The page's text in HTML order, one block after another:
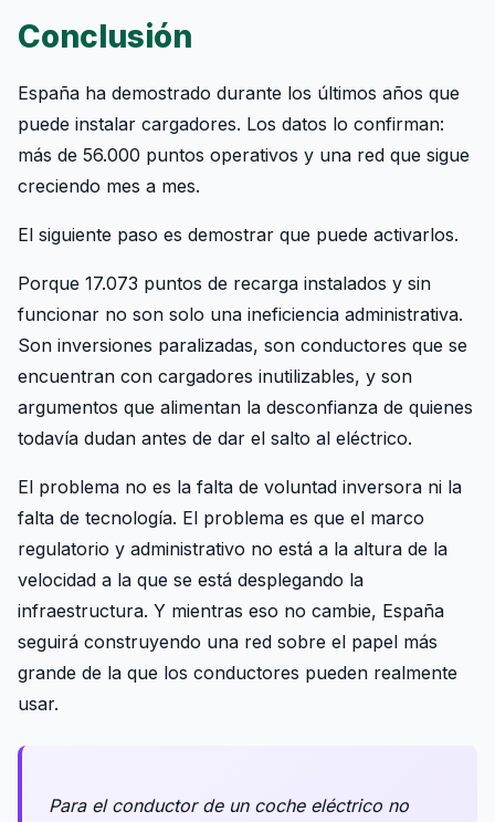
Conclusión
España ha demostrado durante los últimos años que
puede instalar cargadores. Los datos lo confirman:
más de 56.000 puntos operativos y una red que sigue
creciendo mes a mes.
El siguiente paso es demostrar que puede activarlos.
Porque 17.073 puntos de recarga instalados y sin
funcionar no son solo una ineficiencia administrativa.
Son inversiones paralizadas, son conductores que se
encuentran con cargadores inutilizables, y son
argumentos que alimentan la desconfianza de quienes
todavía dudan antes de dar el salto al eléctrico.
El problema no es la falta de voluntad inversora ni la
falta de tecnología. El problema es que el marco
regulatorio y administrativo no está a la altura de la
velocidad a la que se está desplegando la
infraestructura. Y mientras eso no cambie, España
seguirá construyendo una red sobre el papel más
grande de la que los conductores pueden realmente
usar.
Para el conductor de un coche eléctrico no